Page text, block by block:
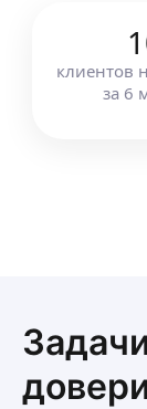
клиентов
за 6